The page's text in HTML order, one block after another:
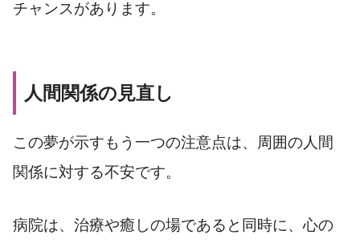
チャンスがあります。
人間関係の見直し
この夢が示すもう一つの注意点は、周囲の人間
関係に対する不安です。
病院は、治療や癒しの場であると同時に、心の